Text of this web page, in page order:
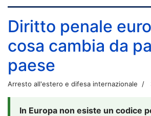
Diritto penale
cosa cambia da
paese
Arresto all'estero e difesa internazionale
In Europa non esiste un codice